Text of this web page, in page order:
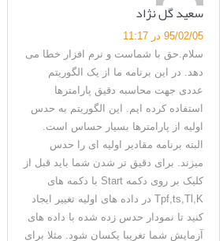
سعید گل نژاد
95/02/05 در 11:17
سلام.حق با شماست و نرم افزار خطا می
دهد. در این برنامه ما از یک الگوریتم
عددی جهت محاسبه دقیق پارامترها
استفاده کرده ایم. این الگوریتم به حدس
اولیه از پارامترها بسیار حساس است.
البته برنامه مقادیر اولیه ای را حدس
میزند. برای دقیق تر شدن شما باید قبل از
کلیک بر روی دکمه Start با دکمه های
Tpf,ts,Tl,K در داده های اولیه تغییر ایجاد
کنید تا نمودار حدس زده شده با داده های
آزمایش شما تغریبا یکسان شود. مثلا برای